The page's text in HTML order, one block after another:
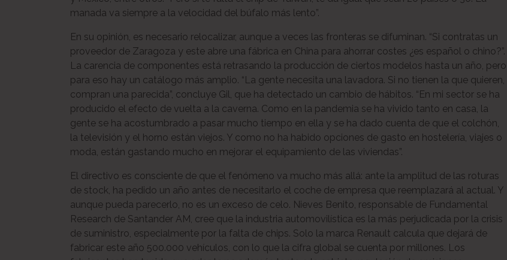
manada va siempre a la velocidad del búfalo más lento”.
En su opinión, es necesario relocalizar, aunque a veces las fronteras se difuminan. “Si contratas un
proveedor de Zaragoza y este abre una fábrica en China para ahorrar costes ¿es español o chino?”.
La carencia de componentes está retrasando la producción de ciertos modelos hasta un año, pero
para eso hay un catálogo más amplio. “La gente necesita una lavadora. Si no tienen la que quieren,
compran una parecida”, concluye Gil, que ha detectado un cambio de hábitos. “En mi sector se ha
producido el efecto de vuelta a la caverna. Como en la pandemia se ha vivido tanto en casa, la
gente se ha acostumbrado a pasar mucho tiempo en ella y se ha dado cuenta de que el colchón,
la televisión y el horno están viejos. Y como no ha habido opciones de gasto en hostelería, viajes o
moda, están gastando mucho en mejorar el equipamiento de las viviendas”.
El directivo es consciente de que el fenómeno va mucho más allá: ante la amplitud de las roturas
de stock, ha pedido un año antes de necesitarlo el coche de empresa que reemplazará al actual. Y
aunque pueda parecerlo, no es un exceso de celo. Nieves Benito, responsable de Fundamental
Research de Santander AM, cree que la industria automovilística es la más perjudicada por la crisis
de suministro, especialmente por la falta de chips. Solo la marca Renault calcula que dejará de
fabricar este año 500.000 vehículos, con lo que la cifra global se cuenta por millones. Los